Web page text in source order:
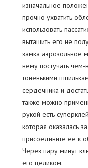
изначальное
прочно ухватить
использовать
вытащить его не
замка аэрозольное
нему постучать
тоненькими
сердечника и
также можно
рукой есть
которая оказалась
присоедините ее к
Через пару минут
его целиком.